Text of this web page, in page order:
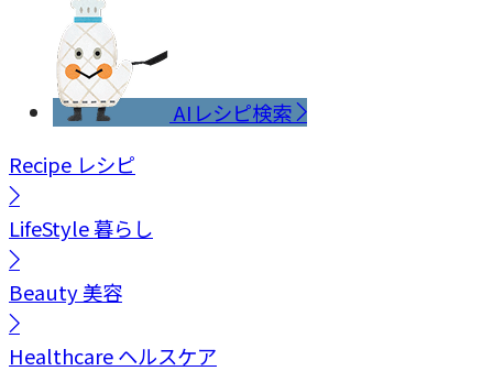
AIレシピ検索
Recipe レシピ
LifeStyle暮らし
Beauty美容
Healthcareヘルスケア